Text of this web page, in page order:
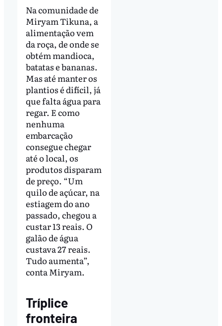
Na comunidade de
Miryam Tikuna, a
alimentação vem
da roça, de onde se
obtém mandioca,
batatas e bananas.
Mas até manter os
plantios é difícil, já
que falta água para
regar. E como
nenhuma
embarcação
consegue chegar
até o local, os
produtos disparam
de preço. “Um
quilo de açúcar, na
estiagem do ano
passado, chegou a
custar 13 reais. O
galão de água
custava 27 reais.
Tudo aumenta”,
conta Miryam.
Tríplice
fronteira